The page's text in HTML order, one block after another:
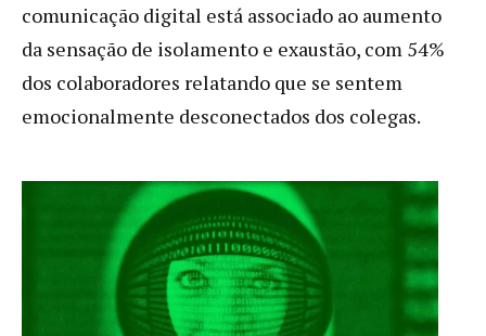
comunicação digital está associado ao aumento
da sensação de isolamento e exaustão, com 54%
dos colaboradores relatando que se sentem
emocionalmente desconectados dos colegas.